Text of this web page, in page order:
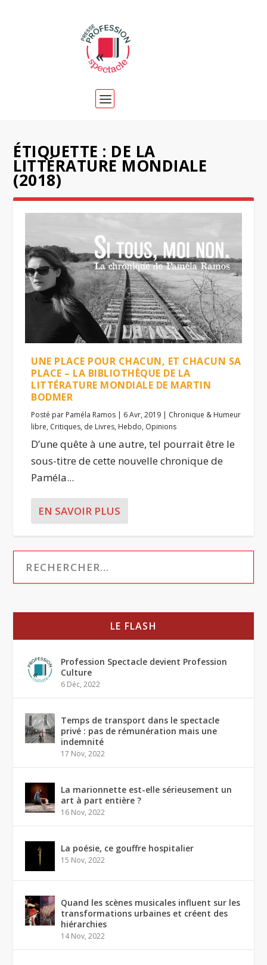
ÉTIQUETTE : DE LA
LITTÉRATURE MONDIALE
(2018)
UNE PLACE POUR CHACUN, ET CHACUN SA
PLACE – LA BIBLIOTHÈQUE DE LA
LITTÉRATURE MONDIALE DE MARTIN
BODMER
Posté par Paméla Ramos | 6 Avr, 2019 | Chronique & Humeur
libre, Critiques, de Livres, Hebdo, Opinions
D’une quête à une autre, tel pourrait être le
sous-titre de cette nouvelle chronique de
Paméla...
EN SAVOIR PLUS
LE FLASH
Profession Spectacle devient Profession
Culture
6 Déc, 2022
Temps de transport dans le spectacle
privé : pas de rémunération mais une
indemnité
17 Nov, 2022
La marionnette est-elle sérieusement un
art à part entière ?
16 Nov, 2022
La poésie, ce gouffre hospitalier
15 Nov, 2022
Quand les scènes musicales influent sur les
transformations urbaines et créent des
hiérarchies
14 Nov, 2022